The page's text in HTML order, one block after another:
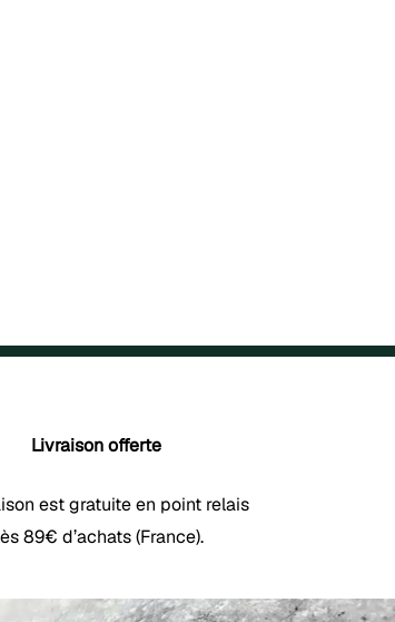
Livraison offerte
est gratuite en point relais
89€ d’achats (France).